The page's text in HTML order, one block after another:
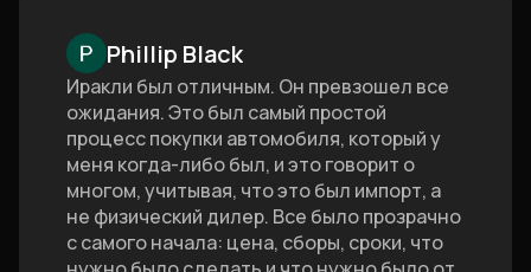
Phillip Black
Иракли был отличным. Он превзошел все
ожидания. Это был самый простой
процесс покупки автомобиля, который у
меня когда-либо был, и это говорит о
многом, учитывая, что это был импорт, а
не физический дилер. Все было прозрачно
с самого начала: цена, сборы, сроки, что